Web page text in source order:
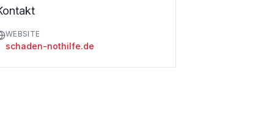
WEBSITE
schaden-nothilfe.de